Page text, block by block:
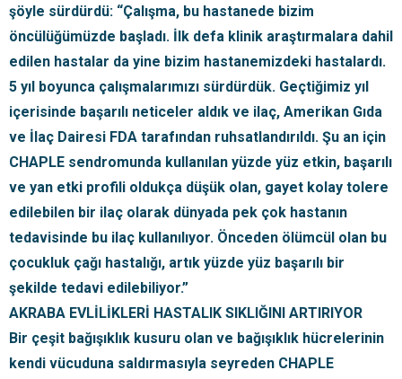
şöyle sürdürdü: “Çalışma, bu hastanede bizim
öncülüğümüzde başladı. İlk defa klinik araştırmalara dahil
edilen hastalar da yine bizim hastanemizdeki hastalardı.
5 yıl boyunca çalışmalarımızı sürdürdük. Geçtiğimiz yıl
içerisinde başarılı neticeler aldık ve ilaç, Amerikan Gıda
ve İlaç Dairesi FDA tarafından ruhsatlandırıldı. Şu an için
CHAPLE sendromunda kullanılan yüzde yüz etkin, başarılı
ve yan etki profili oldukça düşük olan, gayet kolay tolere
edilebilen bir ilaç olarak dünyada pek çok hastanın
tedavisinde bu ilaç kullanılıyor. Önceden ölümcül olan bu
çocukluk çağı hastalığı, artık yüzde yüz başarılı bir
şekilde tedavi edilebiliyor.”
AKRABA EVLİLİKLERİ HASTALIK SIKLIĞINI ARTIRIYOR
Bir çeşit bağışıklık kusuru olan ve bağışıklık hücrelerinin
kendi vücuduna saldırmasıyla seyreden CHAPLE